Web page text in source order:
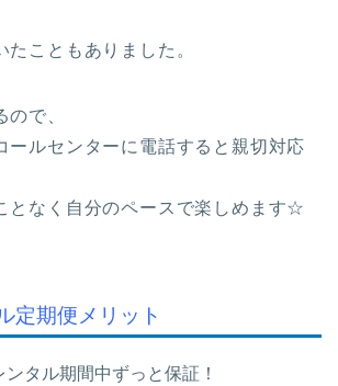
こともありました。
で、
ールセンターに電話すると親切対応
となく自分のペースで楽しめます☆
定期便メリット
タル期間中ずっと保証！